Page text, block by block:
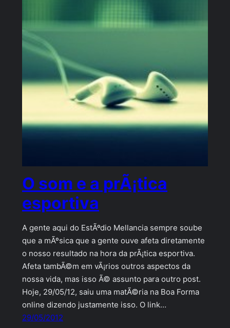
O som e a prÃ¡tica
esportiva
A gente aqui do EstÃºdio Mellancia sempre soube
que a mÃºsica que a gente ouve afeta diretamente
o nosso resultado na hora da prÃ¡tica esportiva.
Afeta tambÃ©m em vÃ¡rios outros aspectos da
nossa vida, mas isso Ã© assunto para outro post.
Hoje, 29/05/12, saiu uma matÃ©ria na Boa Forma
online dizendo justamente isso. O link…
29/05/2012